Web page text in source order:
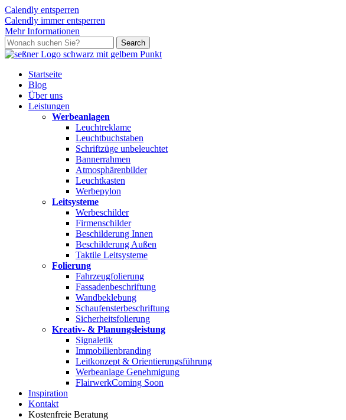
Calendly entsperren
Calendly immer entsperren
Mehr Informationen
Skip
to
content
Search
Close
search
Menu
Startseite
Blog
Über uns
Leistungen
Werbeanlagen
Leuchtreklame
Leuchtbuchstaben
Schriftzüge unbeleuchtet
Bannerrahmen
Atmosphärenbilder
Leuchtkasten
Werbepylon
Leitsysteme
Werbeschilder
Firmenschilder
Beschilderung Innen
Beschilderung Außen
Taktile Leitsysteme
Folierung
Fahrzeugfolierung
Fassadenbeschriftung
Wandbeklebung
Schaufensterbeschriftung
Sicherheitsfolierung
Kreativ- & Planungsleistung
Signaletik
Immobilienbranding
Leitkonzept & Orientierungsführung
Werbeanlage Genehmigung
FlairwerkComing Soon
Inspiration
Kontakt
Kostenfreie Beratung